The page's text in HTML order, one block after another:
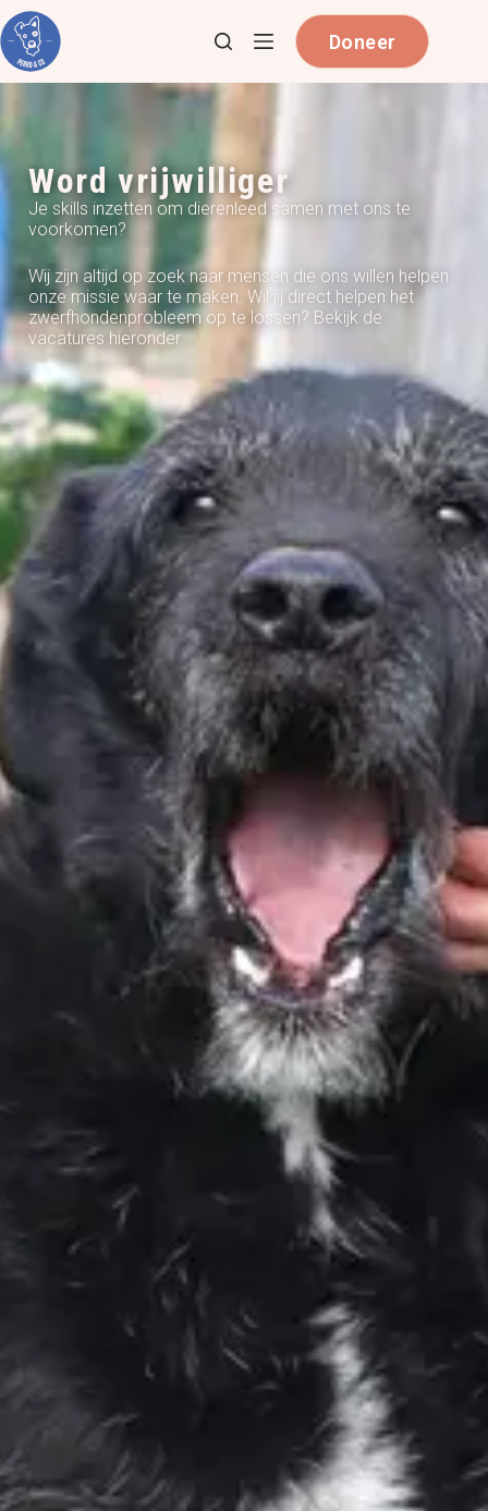
Doneer
Word vrijwilliger
Je skills inzetten om dierenleed samen met ons te
voorkomen?
Wij zijn altijd op zoek naar mensen die ons willen helpen
onze missie waar te maken. Wil jij direct helpen het
zwerfhondenprobleem op te lossen? Bekijk de
vacatures hieronder.